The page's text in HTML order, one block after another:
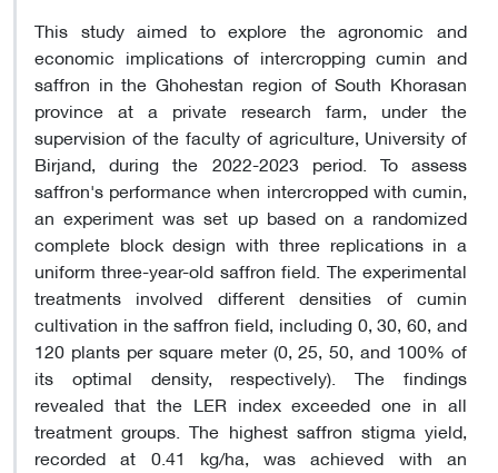
This study aimed to explore the agronomic and
economic implications of intercropping cumin and
saffron in the Ghohestan region of South Khorasan
province at a private research farm, under the
supervision of the faculty of agriculture, University of
Birjand, during the 2022-2023 period. To assess
saffron's performance when intercropped with cumin,
an experiment was set up based on a randomized
complete block design with three replications in a
uniform three-year-old saffron field. The experimental
treatments involved different densities of cumin
cultivation in the saffron field, including 0, 30, 60, and
120 plants per square meter (0, 25, 50, and 100% of
its optimal density, respectively). The findings
revealed that the LER index exceeded one in all
treatment groups. The highest saffron stigma yield,
recorded at 0.41 kg/ha, was achieved with an